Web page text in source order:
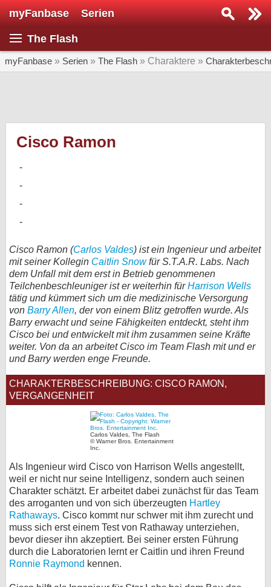
myFanbase Serien
The Flash
myFanbase » Serien » The Flash » Charaktere »
Cisco Ramon
Cisco Ramon (Carlos Valdes) ist ein Ingenieur und arbeitet
mit seiner Kollegin Caitlin Snowfür S.T.A.R. Labs. Nach
dem Unfall mit dem erst in Betrieb genommenen
Teilchenbeschleuniger ist er weiterhin fürHarrison Wells
tätig und kümmert sich um die medizinische Versorgung
von Barry Allen, der von einem Blitz getroffen wurde. Als
Barry erwacht und seine Fähigkeiten entdeckt, steht ihm
Cisco bei und entwickelt mit ihm zusammen seine Kräfte
weiter. Von da an arbeitet Cisco im Team Flash mit und er
und Barry werden enge Freunde.
CHARAKTERBESCHREIBUNG: CISCO RAMON,
VERGANGENHEIT
Carlos Valdes, The Flash
© Warner Bros. Entertainment
Inc.
Als Ingenieur wird Cisco von Harrison Wells angestellt,
weil er nicht nur seine Intelligenz, sondern auch seinen
Charakter schätzt. Er arbeitet dabei zunächst für das Team
des arroganten und von sich überzeugten Hartley
Rathaways. Cisco kommt nur schwer mit ihm zurecht und
muss sich erst einem Test von Rathaway unterziehen,
bevor dieser ihn akzeptiert. Bei seiner ersten Führung
durch die Laboratorien lernt er Caitlin und ihren Freund
Ronnie Raymond kennen.
Serie suchen...
SERIEN
Forum
bei X
bei Facebook
Kontakt
Nutzungsbedingungen
Datenschutz
Cookie-Einstellungen
Desktop-Ansicht
myFanbase